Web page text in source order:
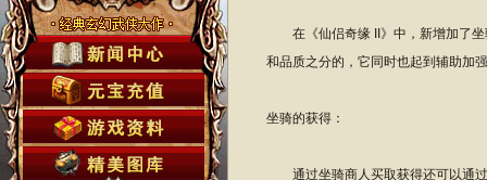
在《仙侣奇缘 II》中，新增加了坐
和品质之分的，它同时也起到辅助加
坐骑的获得：
通过坐骑商人买取获得还可以通过